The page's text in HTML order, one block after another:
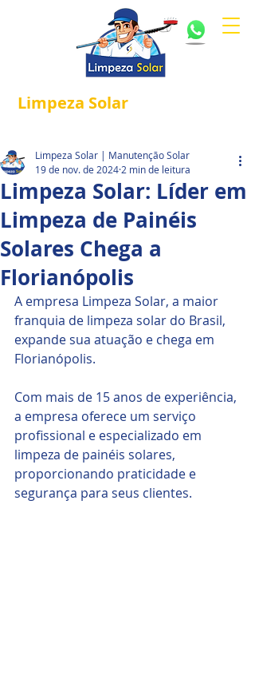
Limpeza Solar®
Limpeza Solar: Líder em
Limpeza de Painéis
Solares Chega a
Florianópolis
Limpeza Solar | Manutenção Solar
19 de nov. de 2024 2 min de leitura
A empresa Limpeza Solar, a maior
franquia de limpeza solar do Brasil,
expande sua atuação e chega em
Florianópolis.
Com mais de 15 anos de experiência,
a empresa oferece um serviço
profissional e especializado em
limpeza de painéis solares,
proporcionando praticidade e
segurança para seus clientes.